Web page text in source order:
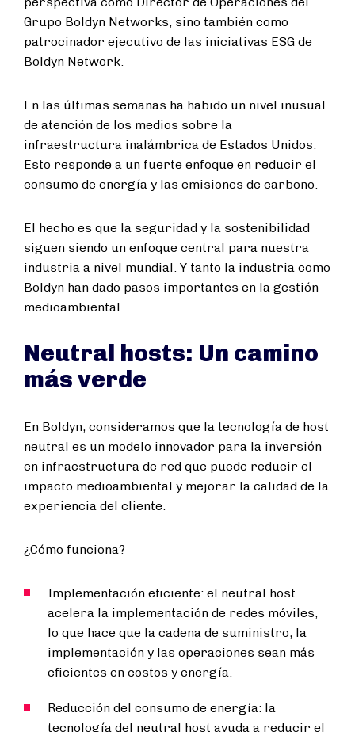
Grupo Boldyn Networks, sino también como
patrocinador ejecutivo de las iniciativas ESG de
Boldyn Network.
En las últimas semanas ha habido un nivel inusual
de atención de los medios sobre la
infraestructura inalámbrica de Estados Unidos.
Esto responde a un fuerte enfoque en reducir el
consumo de energía y las emisiones de carbono.
El hecho es que la seguridad y la sostenibilidad
siguen siendo un enfoque central para nuestra
industria a nivel mundial. Y tanto la industria como
Boldyn han dado pasos importantes en la gestión
medioambiental.
Neutral hosts: Un camino
más verde
En Boldyn, consideramos que la tecnología de host
neutral es un modelo innovador para la inversión
en infraestructura de red que puede reducir el
impacto medioambiental y mejorar la calidad de la
experiencia del cliente.
¿Cómo funciona?
Implementación eficiente: el neutral host
acelera la implementación de redes móviles,
lo que hace que la cadena de suministro, la
implementación y las operaciones sean más
eficientes en costos y energía.
Reducción del consumo de energía: la
tecnología del neutral host ayuda a reducir el